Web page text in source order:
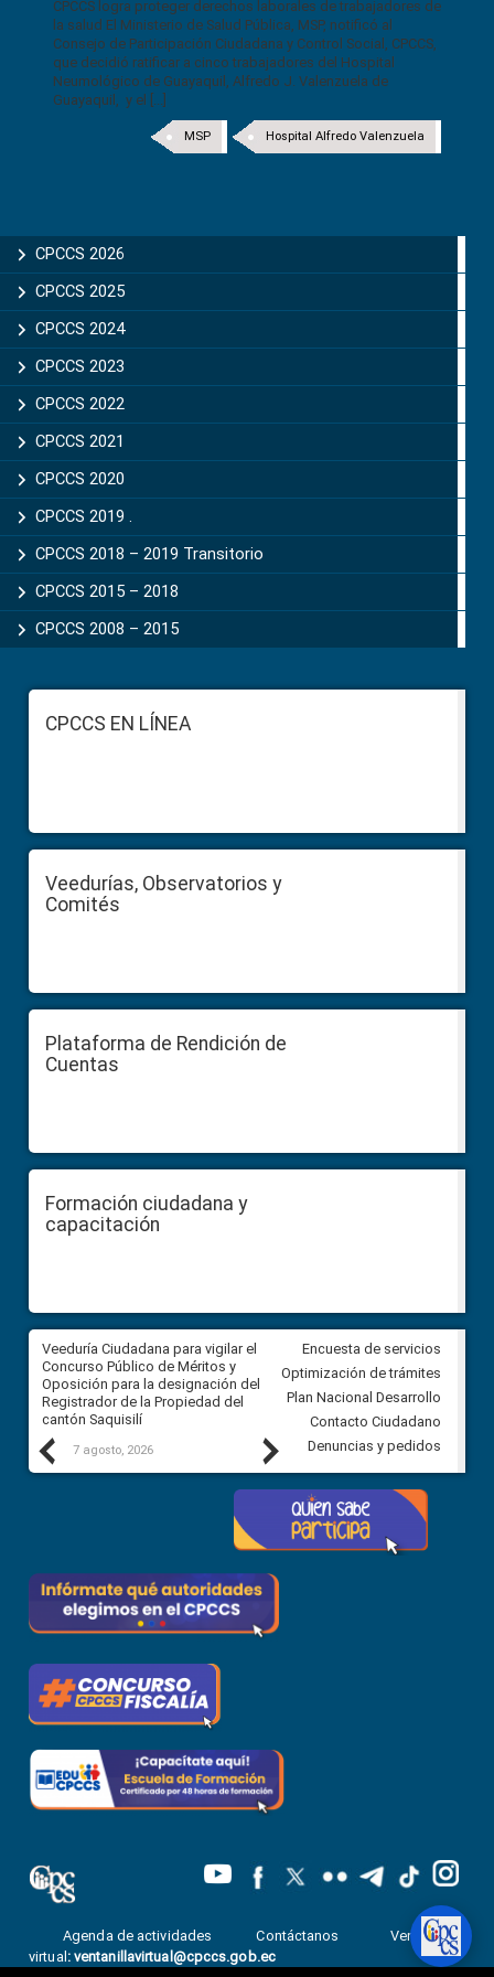
CPCCS logra proteger derechos laborales de trabajadores de
la salud El Ministerio de Salud Pública, MSP, notificó al
Consejo de Participación Ciudadana y Control Social, CPCCS,
que decidió ratificar a cinco trabajadores del Hospital
Neumológico de Guayaquil, Alfredo J. Valenzuela de
Guayaquil, y el [...]
Hospital Alfredo Valenzuela
MSP
CPCCS 2026
CPCCS 2025
CPCCS 2024
CPCCS 2023
CPCCS 2022
CPCCS 2021
CPCCS 2020
CPCCS 2019 .
CPCCS 2018 – 2019 Transitorio
CPCCS 2015 – 2018
CPCCS 2008 – 2015
FooterCPCCS EN LÍNEA
Veedurías, Observatorios y
Comités
Plataforma de Rendición de
Cuentas
Formación ciudadana y
capacitación
Previous
Veeduría Ciudadana para vigilar el
Concurso Público de Méritos y
Oposición para la designación del
Registrador de la Propiedad del
cantón Saquisilí
7 agosto, 2026
Veeduría Ciudadana para
construcción del asfaltado de
Ballenita del cantón Santa
7 agosto, 2026
Next
Encuesta de servicios
Optimización de trámites
Plan Nacional Desarrollo
Contacto Ciudadano
Denuncias y pedidos
Agenda de actividades Contáctanos
Ventanilla
virtual : ventanillavirtual@cpccs.gob.ec